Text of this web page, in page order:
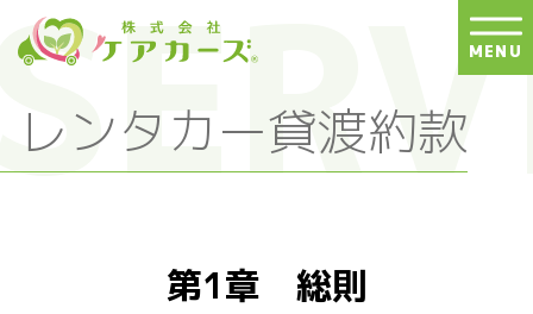
MENU
レンタカー貸渡約款
第1章 総則